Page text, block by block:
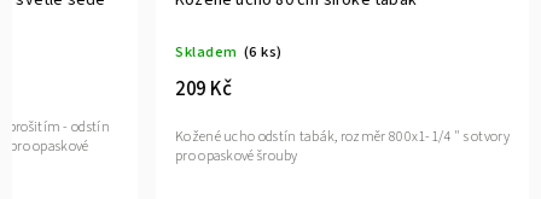
Kožené ucho odstín tabák, rozměr 800x1-1/4 " s otvory
pro opaskové šrouby
Kožené